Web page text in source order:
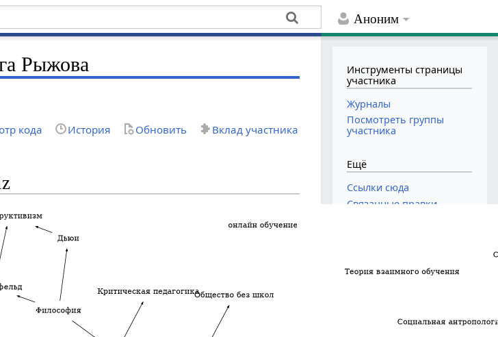
Аноним
Рыжова
кода История Обновить Вклад участника
Инструменты страницы
участника
Журналы
Посмотреть группы
участника
Ещё
Ссылки сюда
Связанные правки
Журналы страницы